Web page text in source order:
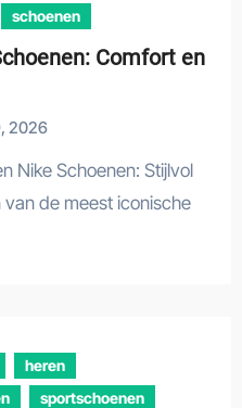
schoenen
Comfort en
2026
de meest iconische
heren
sportschoenen